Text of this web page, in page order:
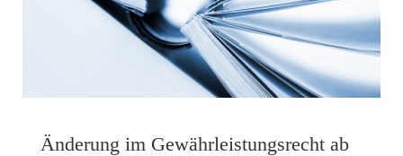
Änderung im Gewährleistungsrecht ab